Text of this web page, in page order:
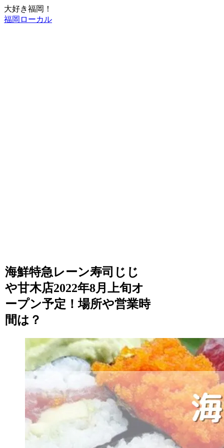
大好き福岡！
福岡ローカル
海鮮特急レーン寿司じじ
や甘木店2022年8月上旬オ
ープン予定！場所や営業時
間は？